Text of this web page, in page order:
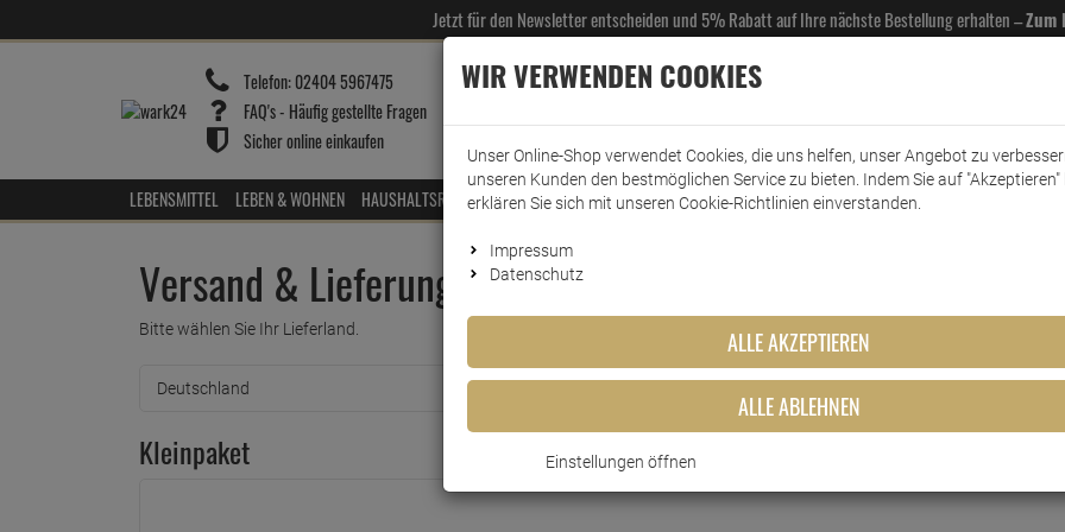
Jetzt für den Newsletter entscheiden und 5% Rabatt auf Ihre nächste Bestellung erhalten –Zum
Telefon:02404 5967475
FAQ's - Häufig gestellte Fragen
Sicher online einkaufen
LEBENSMITTEL LEBEN & WOHNEN HAUSHALTSREINIGER HOTEL- & GASTROBEDARF DROGERIE KÜCHE & HAUSHALT KFZ
Versand & Lieferung
Bitte wählen Sie Ihr Lieferland.
Kleinpaket
WIR VERWENDEN COOKIES
Unser Online-Shop verwendet Cookies, die uns helfen, unser Angebot zu
unseren Kunden den bestmöglichen Service zu bieten. Indem Sie auf "Akzeptieren"
erklären Sie sich mit unseren Cookie-Richtlinien einverstanden.
Impressum
Datenschutz
ALLE AKZEPTIEREN
ALLE ABLEHNEN
Einstellungen öffnen